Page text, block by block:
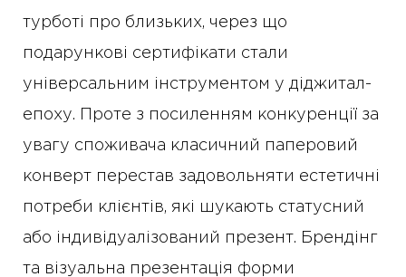
турботі про близьких, через що
подарункові сертифікати стали
універсальним інструментом у діджитал-
епоху. Проте з посиленням конкуренції за
увагу споживача класичний паперовий
конверт перестав задовольняти естетичні
потреби клієнтів, які шукають статусний
або індивідуалізований презент. Брендінг
та візуальна презентація форми